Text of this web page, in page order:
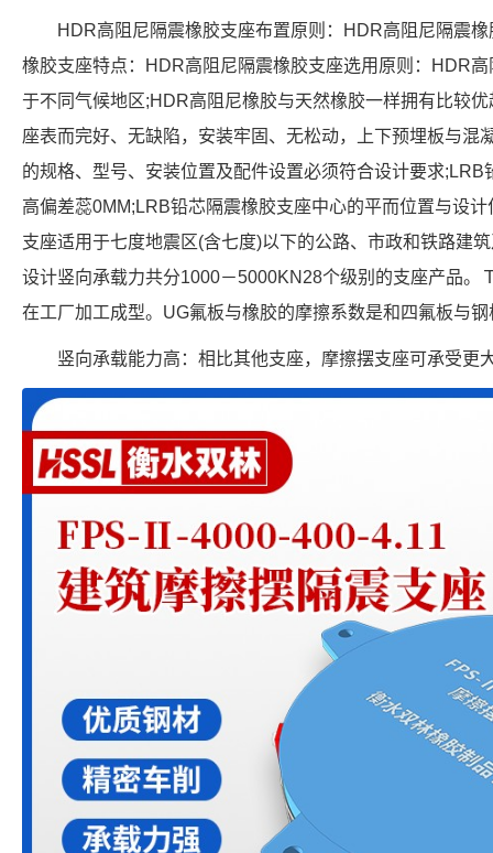
HDR高阻尼隔震橡胶支座布置原则：HDR高阻尼隔震
橡胶支座特点：HDR高阻尼隔震橡胶支座选用原则：HDR
于不同气候地区;HDR高阻尼橡胶与天然橡胶一样拥有比较
座表而完好、无缺陷，安装牢固、无松动，上下预埋板与混
的规格、型号、安装位置及配件设置必须符合设计要求
高偏差蕊0MM;LRB铅芯隔震橡胶支座中心的平而位置与设
支座适用于七度地震区(含七度)以下的公路、市政和铁路建
设计竖向承载力共分1000－5000KN28个级别的支座产品。
在工厂加工成型。UG氟板与橡胶的摩擦系数是和四氟板与
竖向承载能力高：相比其他支座，摩擦摆支座可承受更